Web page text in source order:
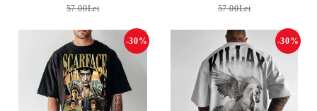
57.00Lei 57.00Lei
-30% -30%